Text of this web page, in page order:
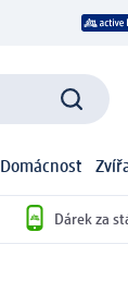
Domácnost
Dárek za